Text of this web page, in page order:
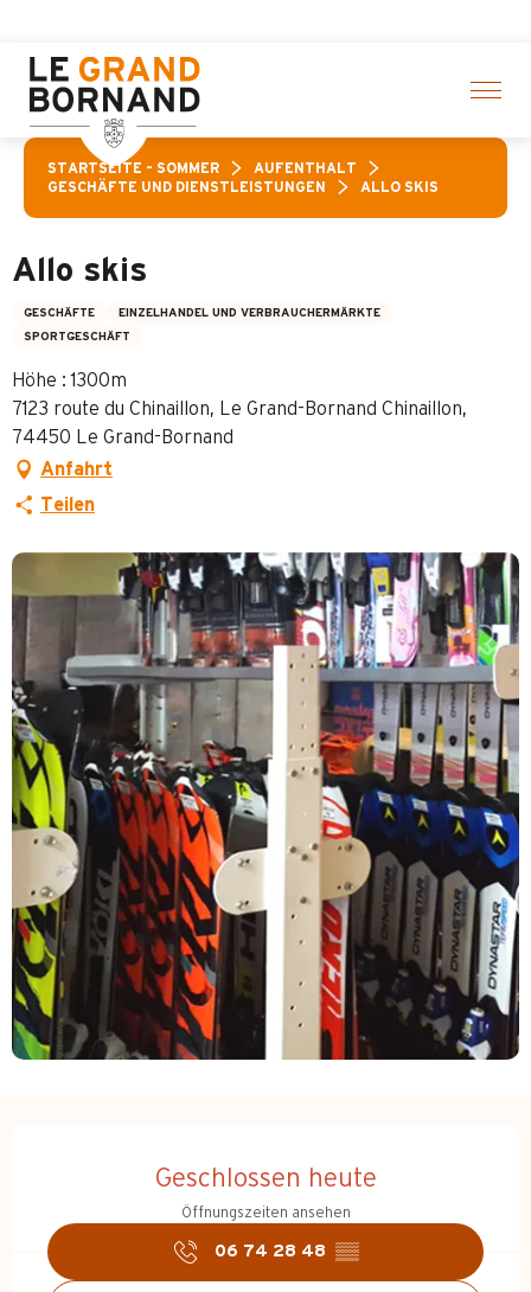
contenu
principal
STARTSEITE – SOMMER
AUFENTHALT
GESCHÄFTE UND DIENSTLEISTUNGEN
ALLO SKIS
Allo skis
GESCHÄFTE
EINZELHANDEL UND VERBRAUCHERMÄRKTE
SPORTGESCHÄFT
Höhe : 1300m
7123 route du Chinaillon, Le Grand-Bornand Chinaillon,
74450 Le Grand-Bornand
Anfahrt
Teilen
Geschlossen heute
Öffnungszeiten ansehen
06 74 28 48 ▒▒